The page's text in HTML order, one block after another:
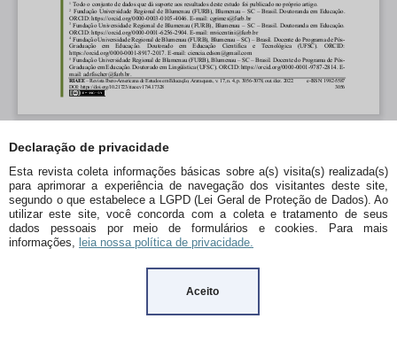
Declaração de privacidade
Esta revista coleta informações básicas sobre a(s) visita(s) realizada(s)
para aprimorar a experiência de navegação dos visitantes deste site,
segundo o que estabelece a LGPD (Lei Geral de Proteção de Dados). Ao
utilizar este site, você concorda com a coleta e tratamento de seus
dados pessoais por meio de formulários e cookies. Para mais
informações, leia nossa política de privacidade.
Aceito